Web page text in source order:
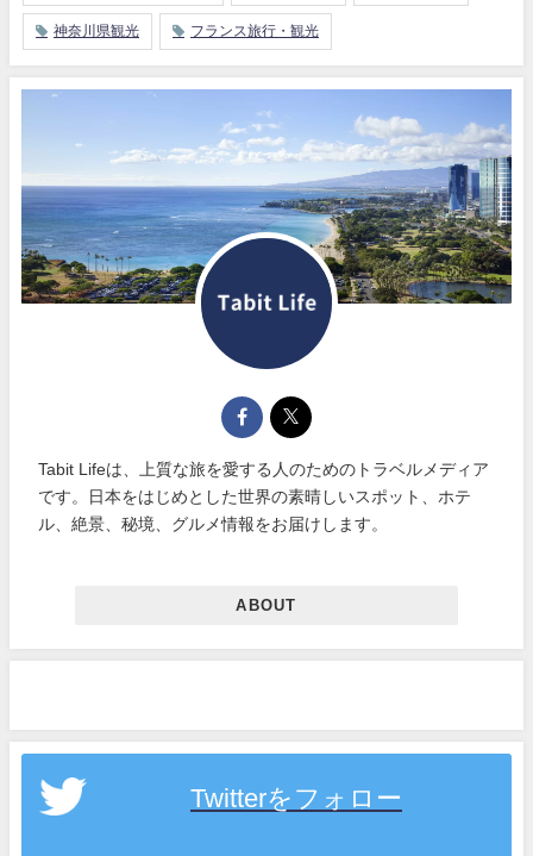
神奈川県観光 フランス旅行・観光
Tabit Lifeは、上質な旅を愛する人のためのトラベルメディア
です。日本をはじめとした世界の素晴しいスポット、ホテ
ル、絶景、秘境、グルメ情報をお届けします。
ABOUT
Twitterをフォロー